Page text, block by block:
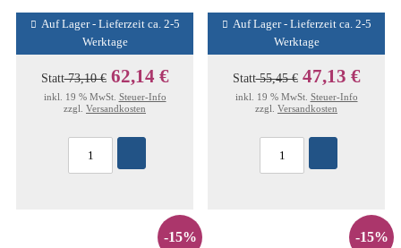
Auf Lager - Lieferzeit ca. 2-5
Werktage
Statt73,10 € 62,14 €
inkl. 19 % MwSt. Steuer-Info
zzgl. Versandkosten
Auf Lager - Lieferzeit ca. 2-5
Werktage
Statt55,45 € 47,13 €
inkl. 19 % MwSt. Steuer-Info
zzgl. Versandkosten
-15% -15%